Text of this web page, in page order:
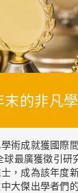
的非凡
術成就獲國際
最廣獲徵引研
，成為該年度
大傑出學者們